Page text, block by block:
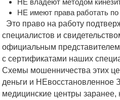
НЕ имеют права работать
Это право на работу
специалистов и
официальным
с сертификатами наших
Схемы мошенничества этих
деньги и НЕвосстановленное
медицинские центры